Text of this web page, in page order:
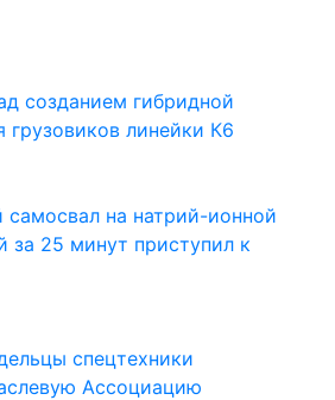
созданием гибридной
линейки К6
на натрий-ионной
за 25 минут приступил к
спецтехники
Ассоциацию